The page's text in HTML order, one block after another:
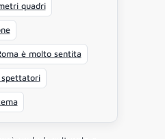
quadri
è molto sentita
spettatori